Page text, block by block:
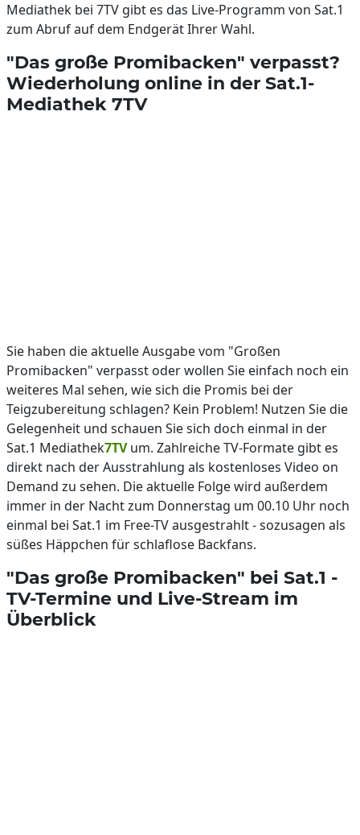
Mediathek bei 7TV gibt es das Live-Programm von Sat.1
zum Abruf auf dem Endgerät Ihrer Wahl.
"Das große Promibacken" verpasst?
Wiederholung online in der Sat.1-
Mediathek 7TV
Sie haben die aktuelle Ausgabe vom "Großen
Promibacken" verpasst oder wollen Sie einfach noch ein
weiteres Mal sehen, wie sich die Promis bei der
Teigzubereitung schlagen? Kein Problem! Nutzen Sie die
Gelegenheit und schauen Sie sich doch einmal in der
Sat.1 Mediathek7TVum. Zahlreiche TV-Formate gibt es
direkt nach der Ausstrahlung als kostenloses Video on
Demand zu sehen. Die aktuelle Folge wird außerdem
immer in der Nacht zum Donnerstag um 00.10 Uhr noch
einmal bei Sat.1 im Free-TV ausgestrahlt - sozusagen als
süßes Häppchen für schlaflose Backfans.
"Das große Promibacken" bei Sat.1 -
TV-Termine und Live-Stream im
Überblick